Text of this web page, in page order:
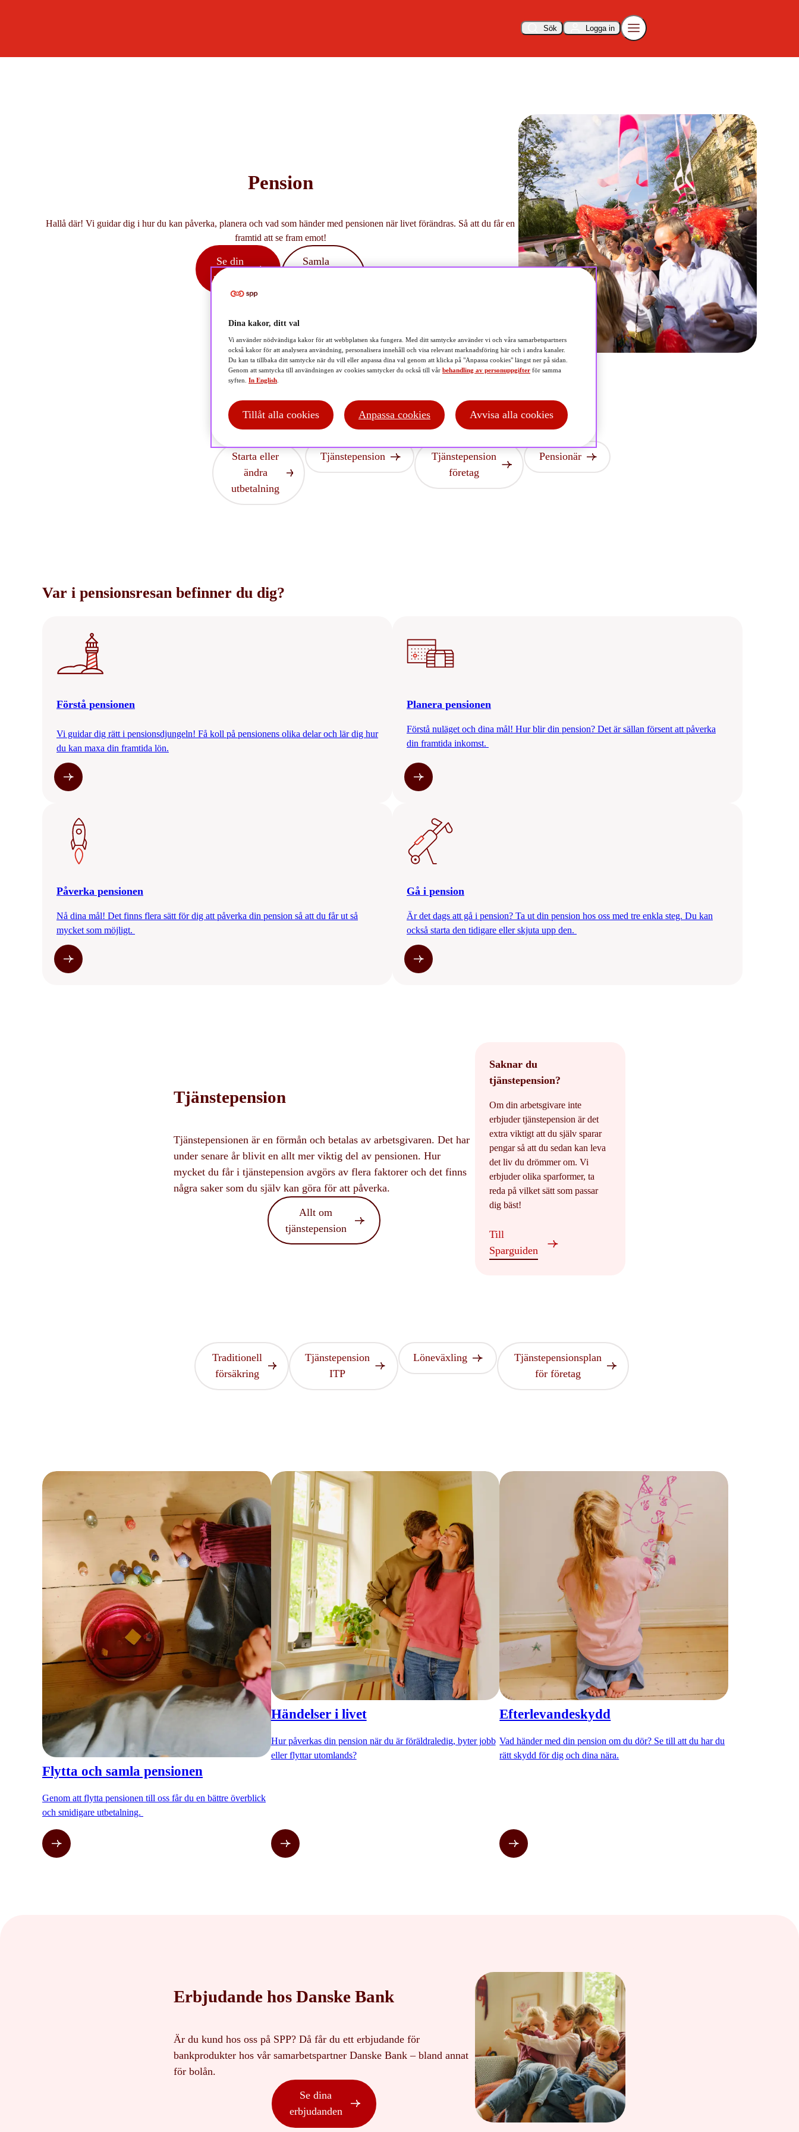
Sök Logga in
Pension
Hallå där! Vi guidar dig i hur du kan påverka, planera och vad som händer med pensionen när livet förändras. Så att du får en
framtid att se fram emot!
Se din
pension
Samla
Starta eller
ändra
utbetalning
Tjänstepension
Tjänstepension
företag
Pensionär
Var i pensionsresan befinner du dig?
Förstå pensionen
Vi guidar dig rätt i pensionsdjungeln! Få koll på pensionens olika delar och lär dig hur
du kan maxa din framtida lön.
Planera pensionen
Förstå nuläget och dina mål! Hur blir din pension? Det är sällan försent att påverka
din framtida inkomst.
Påverka pensionen
Nå dina mål! Det finns flera sätt för dig att påverka din pension så att du får ut så
mycket som möjligt.
Gå i pension
Är det dags att gå i pension? Ta ut din pension hos oss med tre enkla steg. Du kan
också starta den tidigare eller skjuta upp den.
Saknar du
tjänstepension?
Om din arbetsgivare inte
erbjuder tjänstepension är det
extra viktigt att du själv sparar
pengar så att du sedan kan leva
det liv du drömmer om. Vi
erbjuder olika sparformer, ta
reda på vilket sätt som passar
dig bäst!
Till
Sparguiden
Tjänstepension
Tjänstepensionen är en förmån och betalas av arbetsgivaren. Det har
under senare år blivit en allt mer viktig del av pensionen. Hur
mycket du får i tjänstepension avgörs av flera faktorer och det finns
några saker som du själv kan göra för att påverka.
Allt om
tjänstepension
Traditionell
försäkring
Tjänstepension
ITP
Löneväxling
Tjänstepensionsplan
för företag
Flytta och samla pensionen
Genom att flytta pensionen till oss får du en bättre överblick
och smidigare utbetalning.
Händelser i livet
Hur påverkas din pension när du är föräldraledig, byter jobb
eller flyttar utomlands?
Efterlevandeskydd
Vad händer med din pension om du dör? Se till att du har du
rätt skydd för dig och dina nära.
Erbjudande hos Danske Bank
Är du kund hos oss på SPP? Då får du ett erbjudande för
bankprodukter hos vår samarbetspartner Danske Bank – bland annat
för bolån.
Se dina
erbjudanden
Dina kakor, ditt val
Vi använder nödvändiga kakor för att webbplatsen ska fungera. Med ditt samtycke använder vi och våra samarbetspartners
också kakor för att analysera användning, personalisera innehåll och visa relevant marknadsföring här och i andra kanaler.
Du kan ta tillbaka ditt samtycke när du vill eller anpassa dina val genom att klicka på "Anpassa cookies" längst ner på sidan.
Genom att samtycka till användningen av cookies samtycker du också till vår behandling av personuppgifter för samma
syften. In English
Anpassa cookies Avvisa alla cookies
Tillåt alla cookies